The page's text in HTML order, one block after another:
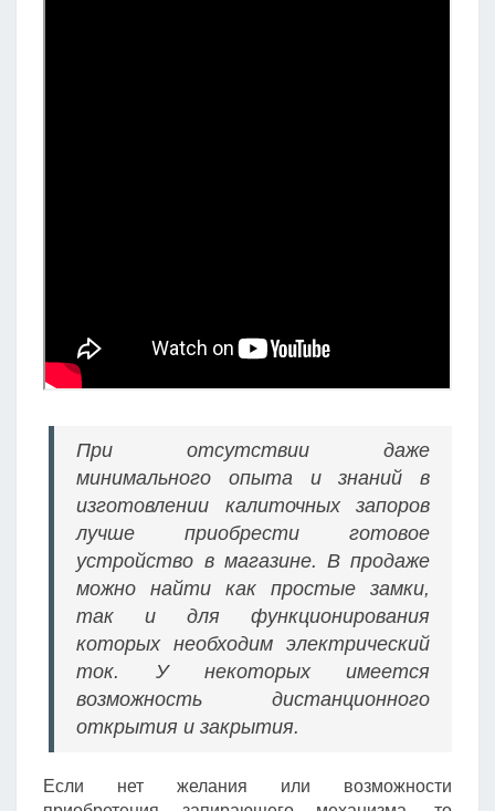
При отсутствии даже
минимального опыта и знаний в
изготовлении калиточных запоров
лучше приобрести готовое
устройство в магазине. В продаже
можно найти как простые замки,
так и для функционирования
которых необходим электрический
ток. У некоторых имеется
возможность дистанционного
открытия и закрытия.
Если нет желания или возможности